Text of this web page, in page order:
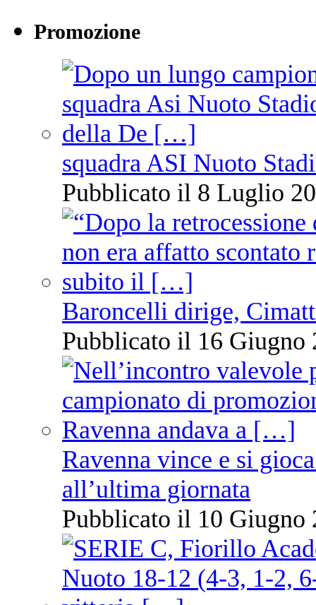
Promozione
squadra ASI Nuoto
Pubblicato il 8 Luglio
Baroncelli dirige,
Pubblicato il 16 Giugno
Ravenna vince e si
all’ultima giornata
Pubblicato il 10 Giugno